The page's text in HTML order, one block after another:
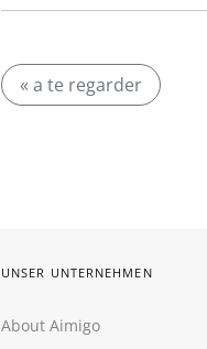
« a te regarder
UNSER UNTERNEHMEN
About Aimigo